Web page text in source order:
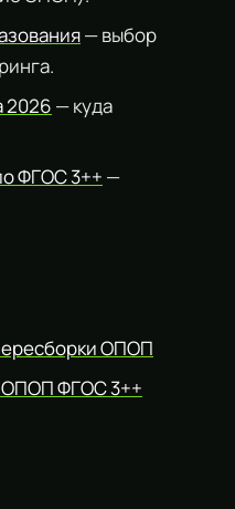
— выбор
2026 — куда
ФГОС 3++ —
ОПОП
ОПОП ФГОС 3++